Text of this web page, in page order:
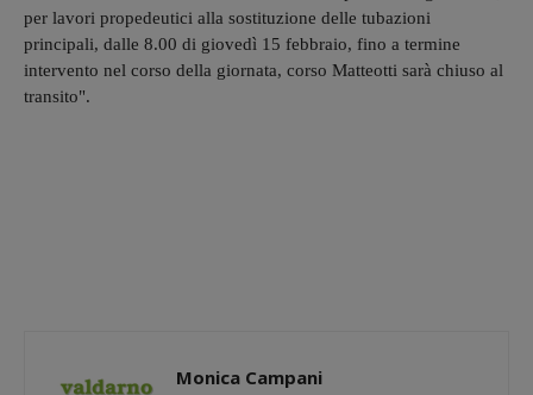
per lavori propedeutici alla sostituzione delle tubazioni
principali, dalle 8.00 di giovedì 15 febbraio, fino a termine
intervento nel corso della giornata, corso Matteotti sarà chiuso al
transito".
Monica Campani